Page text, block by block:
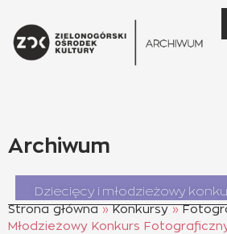
Archiwum
Dziecięcy i młodzieżowy
Strona główna » Konkursy »
Młodzieżowy Konkurs